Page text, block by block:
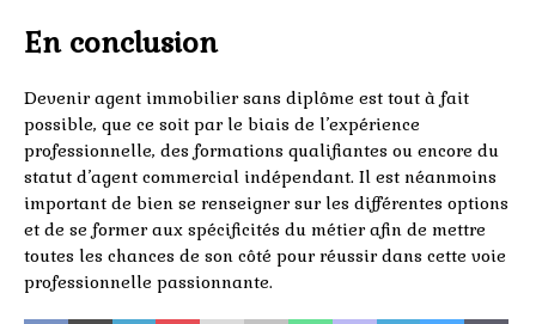
En conclusion
Devenir agent immobilier sans diplôme est tout à fait
possible, que ce soit par le biais de l’expérience
professionnelle, des formations qualifiantes ou encore du
statut d’agent commercial indépendant. Il est néanmoins
important de bien se renseigner sur les différentes options
et de se former aux spécificités du métier afin de mettre
toutes les chances de son côté pour réussir dans cette voie
professionnelle passionnante.